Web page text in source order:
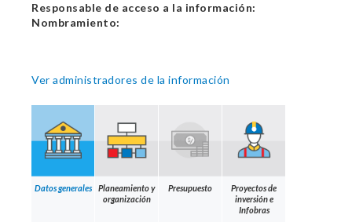
Responsable de acceso a la información:
Nombramiento:
Ver administradores de la información
Datos generales
Planeamiento y
organización
Presupuesto
Proyectos de
inversión e
Infobras